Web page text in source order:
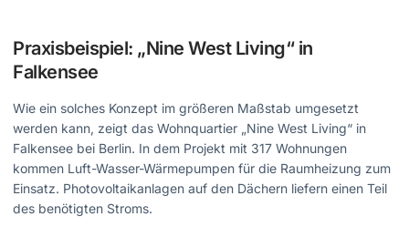
Praxisbeispiel: „Nine West Living“ in
Falkensee
Wie ein solches Konzept im größeren Maßstab umgesetzt
werden kann, zeigt das Wohnquartier „Nine West Living“ in
Falkensee bei Berlin. In dem Projekt mit 317 Wohnungen
kommen Luft-Wasser-Wärmepumpen für die Raumheizung zum
Einsatz. Photovoltaikanlagen auf den Dächern liefern einen Teil
des benötigten Stroms.